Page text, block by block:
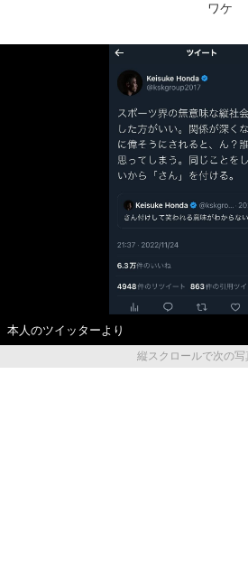
ワケ
本人のツイッターより
縦スクロールで次の写